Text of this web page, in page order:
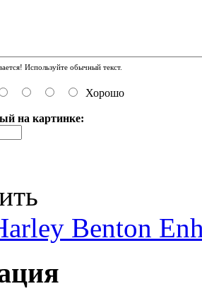
Используйте обычный текст.
Хорошо
на картинке:
Benton